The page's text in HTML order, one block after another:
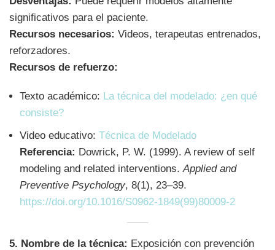
significativos para el paciente.
Recursos necesarios: Videos, terapeutas entrenados,
reforzadores.
Recursos de refuerzo:
Texto académico: La técnica del modelado: ¿en qué
consiste?
Video educativo: Técnica de Modelado
Referencia: Dowrick, P. W. (1999). A review of self
modeling and related interventions. Applied and
Preventive Psychology, 8(1), 23–39.
https://doi.org/10.1016/S0962-1849(99)80009-2
5. Nombre de la técnica: Exposición con prevención